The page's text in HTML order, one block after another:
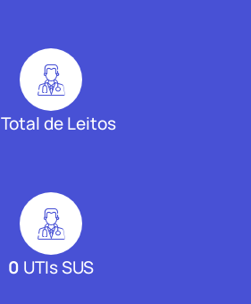
Total de Leitos
0 UTIs SUS